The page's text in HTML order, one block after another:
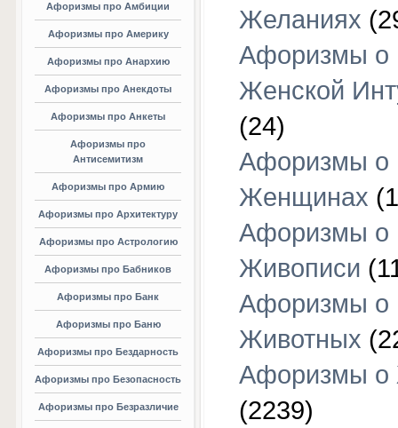
Афоризмы про Амбиции
Афоризмы про Америку
Афоризмы про Анархию
Афоризмы про Анекдоты
Афоризмы про Анкеты
Афоризмы про
Антисемитизм
Афоризмы про Армию
Афоризмы про Архитектуру
Афоризмы про Астрологию
Афоризмы про Бабников
Афоризмы про Банк
Афоризмы про Баню
Афоризмы про Бездарность
Афоризмы про Безопасность
Афоризмы про Безразличие
Желаниях
Афоризмы о
Женской
(24)
Афоризмы о
Женщинах
Афоризмы о
Живописи
Афоризмы о
Животных
Афоризмы о
(2239)